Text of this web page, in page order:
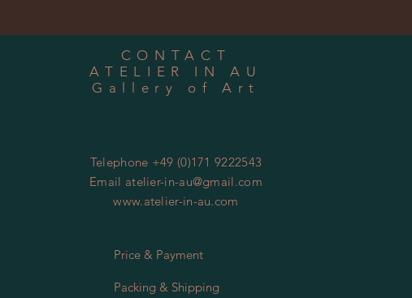
CONTACT
ATELIER IN AU
Gallery of Art
Telephone +49 (0)171 9222543
Email atelier-in-au@gmail.com
www.atelier-in-au.com
Price & Payment
Packing & Shipping